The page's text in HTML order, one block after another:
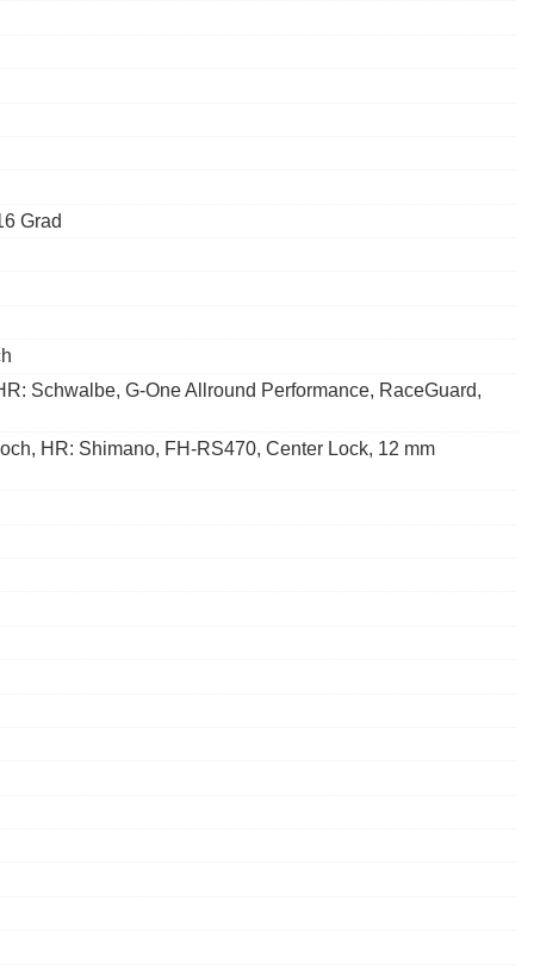
Grad
Schwalbe, G-One Allround Performance, RaceGuard,
HR: Shimano, FH-RS470, Center Lock, 12 mm